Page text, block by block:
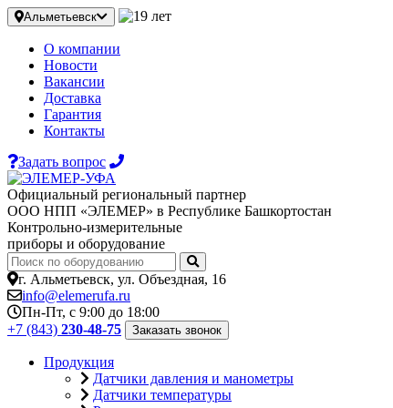
Альметьевск
О компании
Новости
Вакансии
Доставка
Гарантия
Контакты
Задать вопрос
Официальный региональный партнер
ООО НПП «ЭЛЕМЕР» в Республике Башкортостан
Контрольно-измерительные
приборы и оборудование
г. Альметьевск, ул. Объездная, 16
info@elemerufa.ru
Пн-Пт, с 9:00 до 18:00
+7 (843) 230-48-75 Заказать звонок
Продукция
Датчики давления и манометры
Датчики температуры